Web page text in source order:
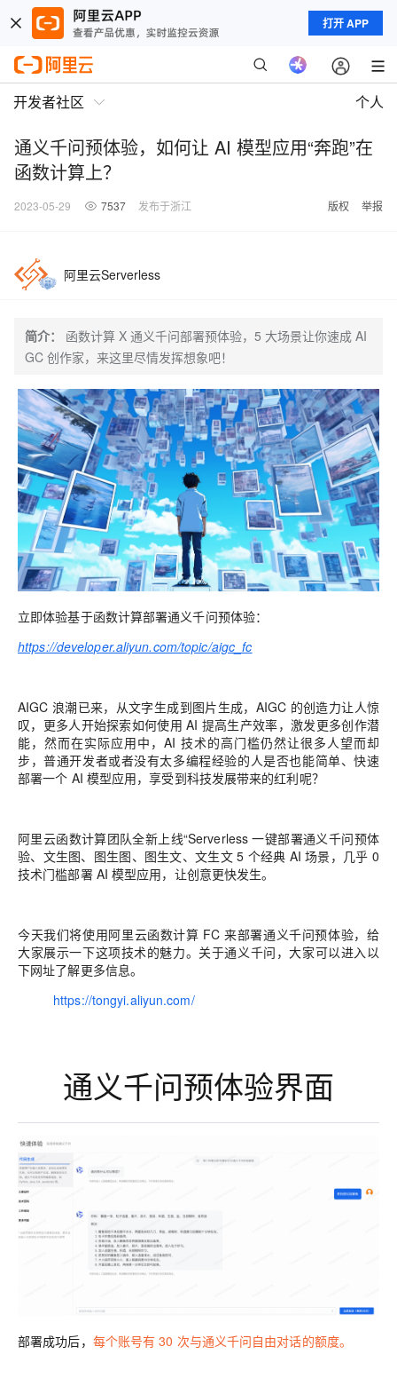
打开 APP
开发者社区 个人
通义千问预体验，如何让 AI 模型应用“奔跑”在
函数计算上？
2023-05-29 7537 发布于浙江 版权 举报
阿里云Serverless
简介：
函数计算 X 通义千问部署预体验，5 大场景让你速成 AI
GC 创作家，来这里尽情发挥想象吧！
立即体验基于函数计算部署通义千问预体验：
https://developer.aliyun.com/topic/aigc_fc
AIGC 浪潮已来， 从文字生成到图片生成， AIGC 的创造力让人惊
叹，更多人开始探索如何使用 AI 提高生产效率，激发更多创作潜
能，然而在实际应用中，AI 技术的高门槛仍然让很多人望而却
步，普通开发者或者没有太多编程经验的人是否也能简单、快速
部署一个 AI 模型应用，享受到科技发展带来的红利呢？
阿里云函数计算团队全新上线“Serverless 一键部署通义千问预体
验、文生图、图生图、图生文、文生文5 个经典 AI 场景， 几乎 0
技术门槛部署 AI 模型应用，让创意更快发生。
今天我们将使用阿里云函数计算 FC 来部署通义千问预体验， 给
大家展示一下这项技术的魅力。 关于通义千问，大家可以进入以
下网址了解更多信息。
https://tongyi.aliyun.com/
通义千问预体验界面
部署成功后， 每个账号有 30 次与通义千问自由对话的额度。